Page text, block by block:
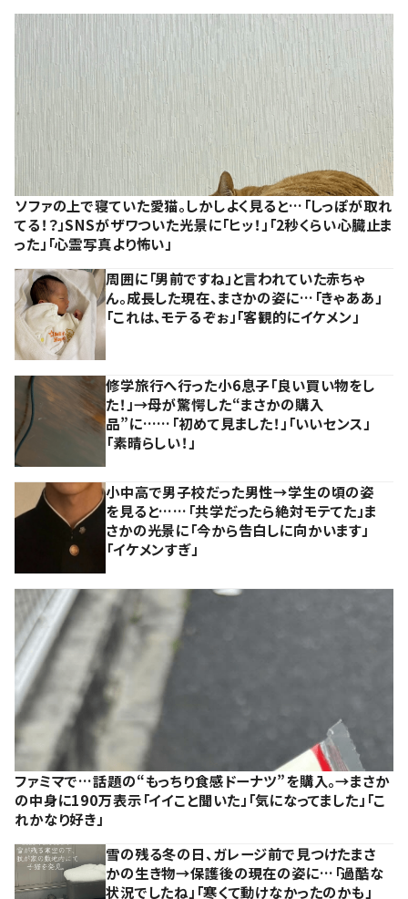
ソファの上で寝ていた愛猫。しかしよく見ると…「しっぽが取れ
てる！？」SNSがザワついた光景に「ヒッ！」「2秒くらい心臓止ま
った」「心霊写真より怖い」
周囲に「男前ですね」と言われていた赤ちゃ
ん。成長した現在、まさかの姿に…「きゃああ」
「これは、モテるぞぉ」「客観的にイケメン」
修学旅行へ行った小6息子「良い買い物をし
た！」→母が驚愕した“まさかの購入
品”に……「初めて見ました！」「いいセンス」
「素晴らしい！」
小中高で男子校だった男性→学生の頃の姿
を見ると……「共学だったら絶対モテてた」ま
さかの光景に「今から告白しに向かいます」
「イケメンすぎ」
ファミマで…話題の“もっちり食感ドーナツ”を購入。→まさか
の中身に190万表示「イイこと聞いた」「気になってました」「こ
れかなり好き」
雪の残る冬の日、ガレージ前で見つけたまさ
かの生き物→保護後の現在の姿に…「過酷な
状況でしたね」「寒くて動けなかったのかも」